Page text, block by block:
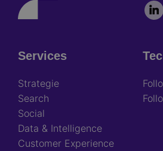
Footer
Services
Strategie
Search
Social
Data & Intelligence
Customer Experience